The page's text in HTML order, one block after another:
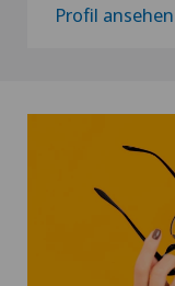
Profil ansehen